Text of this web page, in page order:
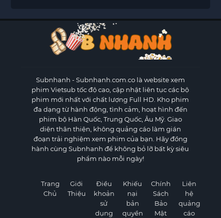
Subnhanh - Subnhanh.com.co là website xem
phim Vietsub tốc độ cao, cập nhật liên tục các bộ
phim mới nhất với chất lượng Full HD. Kho phim
đa dạng từ hành động, tình cảm, hoạt hình đến
phim bộ Hàn Quốc, Trung Quốc, Âu Mỹ. Giao
diện thân thiện, không quảng cáo làm gián
đoạn trải nghiệm xem phim của bạn. Hãy đồng
hành cùng Subnhanh để không bỏ lỡ bất kỳ siêu
phẩm nào mỗi ngày!
Trang
Chủ
Giới
Thiệu
Điều
khoản
sử
dụng
Khiếu
nại
bản
quyền
Chính
Sách
Bảo
Mật
Liên
hệ
quảng
cáo